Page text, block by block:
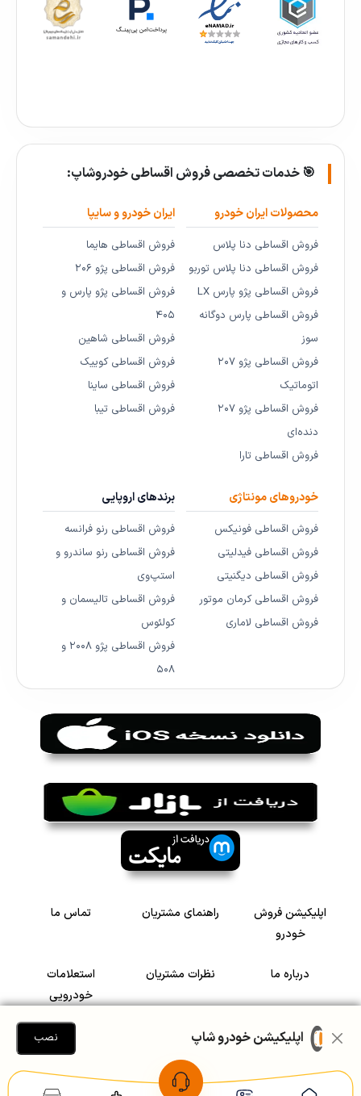
🎯 خدمات تخصصی فروش اقساطی خودروشاپ:
محصولات ایران خودرو
فروش اقساطی دنا پلاس
فروش اقساطی دنا پلاس توربو
فروش اقساطی پژو پارس LX
فروش اقساطی پارس دوگانه
سوز
فروش اقساطی پژو ۲۰۷
اتوماتیک
فروش اقساطی پژو ۲۰۷
دنده‌ای
فروش اقساطی تارا
ایران خودرو و سایپا
فروش اقساطی هایما
فروش اقساطی پژو ۲۰۶
فروش اقساطی پژو پارس و
۴۰۵
فروش اقساطی شاهین
فروش اقساطی کوییک
فروش اقساطی ساینا
فروش اقساطی تیبا
خودروهای مونتاژی
فروش اقساطی فونیکس
فروش اقساطی فیدلیتی
فروش اقساطی دیگنیتی
فروش اقساطی کرمان موتور
فروش اقساطی لاماری
برندهای اروپایی
فروش اقساطی رنو فرانسه
فروش اقساطی رنو ساندرو و
استپ‌وی
فروش اقساطی تالیسمان و
کولئوس
فروش اقساطی پژو ۲۰۰۸ و
۵۰۸
اپلیکیشن فروش
خودرو
راهنمای مشتریان تماس ما
درباره ما نظرات مشتریان
استعلامات
خودرویی
سرمایه گذاری در
رضایت مشتریاناپلیکیشن خودرو شاپ نصب